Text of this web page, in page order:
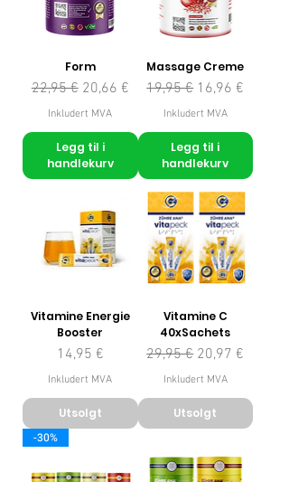
Form
Vanlig pris
22,95 € Salgspris
20,66 €
Inkludert MVA
Legg til i
handlekurv
Massage Creme
Vanlig pris
19,95 € Salgspris
16,96 €
Inkludert MVA
Legg til i
handlekurv
Vitamine Energie
Booster
Pris
14,95 €
Inkludert MVA
Utsolgt
Vitamine C
40xSachets
Vanlig pris
29,95 € Salgspris
20,97 €
Inkludert MVA
Utsolgt
-30%